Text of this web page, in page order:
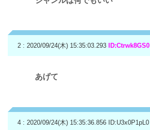
2 : 2020/09/24(木) 15:35:03.293 ID:Ctrwk8GS0
あげて
4 : 2020/09/24(木) 15:35:36.856 ID:U3x0P1pL0